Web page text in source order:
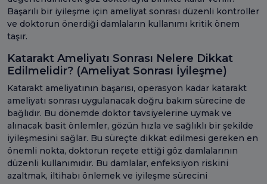
Başarılı bir iyileşme için ameliyat sonrası düzenli kontroller
ve doktorun önerdiği damlaların kullanımı kritik önem
taşır.
Katarakt Ameliyatı Sonrası Nelere Dikkat
Edilmelidir? (Ameliyat Sonrası İyileşme)
Katarakt ameliyatının başarısı, operasyon kadar katarakt
ameliyatı sonrası uygulanacak doğru bakım sürecine de
bağlıdır. Bu dönemde doktor tavsiyelerine uymak ve
alınacak basit önlemler, gözün hızla ve sağlıklı bir şekilde
iyileşmesini sağlar. Bu süreçte dikkat edilmesi gereken en
önemli nokta, doktorun reçete ettiği göz damlalarının
düzenli kullanımıdır. Bu damlalar, enfeksiyon riskini
azaltmak, iltihabı önlemek ve iyileşme sürecini